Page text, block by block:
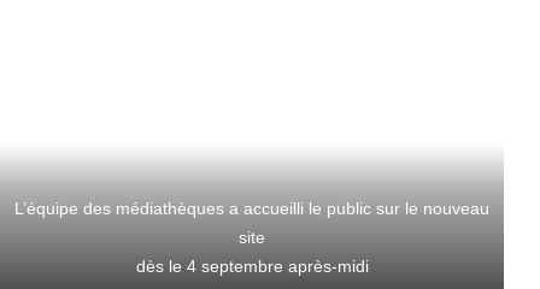
L’équipe des médiathèques a accueilli le public sur le nouveau
site
dès le 4 septembre après-midi